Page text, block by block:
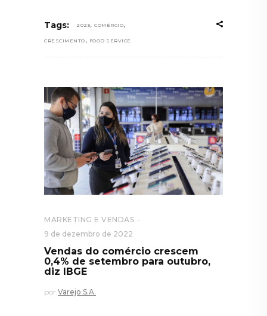
Tags: 2023, COMÉRCIO,
CRESCIMENTO , FOOD SERVICE
MARKETING E VENDAS
9 de dezembro de 2022
Vendas do comércio crescem
0,4% de setembro para outubro,
diz IBGE
por Varejo S.A.